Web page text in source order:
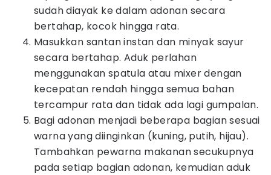
sudah diayak ke dalam adonan secara
bertahap, kocok hingga rata.
Masukkan santan instan dan minyak sayur
secara bertahap. Aduk perlahan
menggunakan spatula atau mixer dengan
kecepatan rendah hingga semua bahan
tercampur rata dan tidak ada lagi gumpalan.
Bagi adonan menjadi beberapa bagian sesuai
warna yang diinginkan (kuning, putih, hijau).
Tambahkan pewarna makanan secukupnya
pada setiap bagian adonan, kemudian aduk